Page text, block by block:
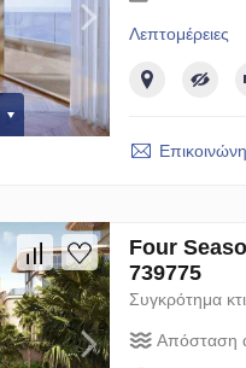
Λεπτομέρειες
Four
739775
Συγκρότημα
Απόσταση